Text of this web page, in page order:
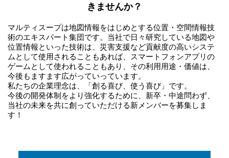
きませんか？
マルティスープは地図情報をはじめとする位置・空間情報技
術のエキスパート集団です。当社で日々研究している地図や
位置情報といった技術は、災害支援など貢献度の高いシステ
ムとして使用されることもあれば、スマートフォンアプリの
ゲームとして使われることもあり、その利用用途・価値は、
今後もますます広がっていっています。
私たちの企業理念は、「創る喜び、使う喜び」です。
今後の開発体制をより強化するために、新卒・中途問わず、
当社の未来を共に創っていただける新メンバーを募集しま
す！